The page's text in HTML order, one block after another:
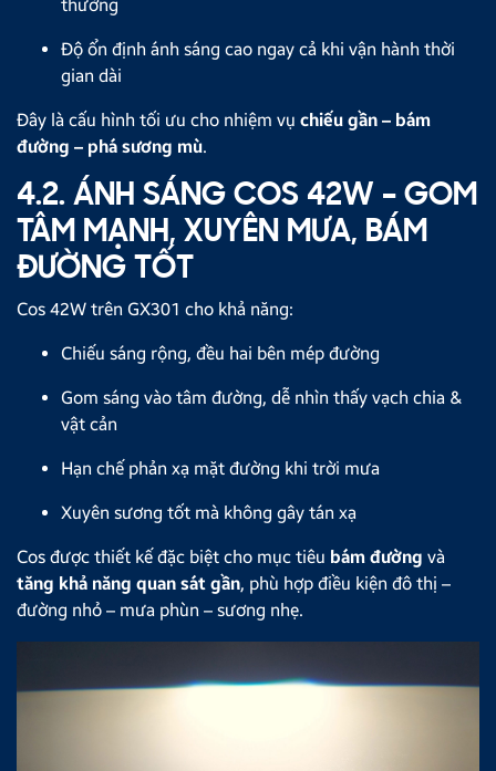
thường
Độ ổn định ánh sáng cao ngay cả khi vận hành thời
gian dài
Đây là cấu hình tối ưu cho nhiệm vụ chiếu gần – bám
đường – phá sương mù.
4.2. ÁNH SÁNG COS 42W – GOM
TÂM MẠNH, XUYÊN MƯA, BÁM
ĐƯỜNG TỐT
Cos 42W trên GX301 cho khả năng:
Chiếu sáng rộng, đều hai bên mép đường
Gom sáng vào tâm đường, dễ nhìn thấy vạch chia &
vật cản
Hạn chế phản xạ mặt đường khi trời mưa
Xuyên sương tốt mà không gây tán xạ
Cos được thiết kế đặc biệt cho mục tiêu bám đường và
tăng khả năng quan sát gần, phù hợp điều kiện đô thị –
đường nhỏ – mưa phùn – sương nhẹ.